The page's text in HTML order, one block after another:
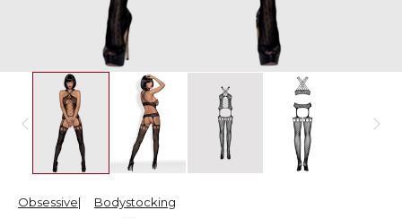
Obsessive Bodystocking